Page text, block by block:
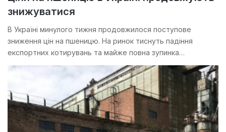
знижуватися
В Україні минулого тижня продовжилося поступове
зниження цін на пшеницю. На ринок тиснуть падіння
експортних котирувань та майже повна зупинка…